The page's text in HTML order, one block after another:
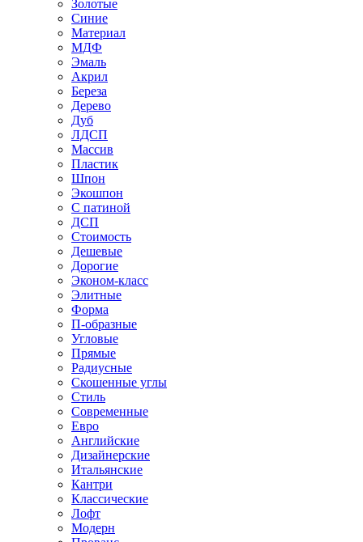
Золотые
Синие
Материал
МДФ
Эмаль
Акрил
Береза
Дерево
Дуб
ЛДСП
Массив
Пластик
Шпон
Экошпон
С патиной
ДСП
Стоимость
Дешевые
Дорогие
Эконом-класс
Элитные
Форма
П-образные
Угловые
Прямые
Радиусные
Скошенные углы
Стиль
Современные
Евро
Английские
Дизайнерские
Итальянские
Кантри
Классические
Лофт
Модерн